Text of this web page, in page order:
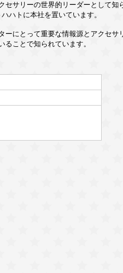
セサリーの世界的リーダーとして
ハトに本社を置いています。
ーにとって重要な情報源とアクセ
ことで知られています。